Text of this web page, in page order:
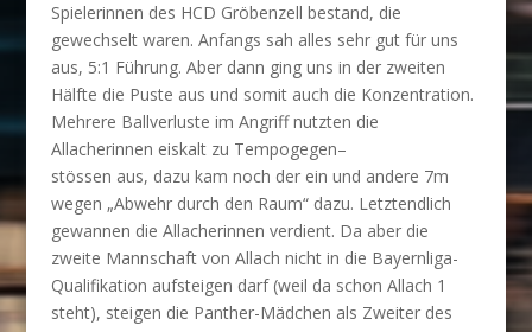
Spielerinnen des HCD Gröbenzell bestand, die
gewechselt waren. Anfangs sah alles sehr gut für uns
aus, 5:1 Führung. Aber dann ging uns in der zweiten
Hälfte die Puste aus und somit auch die Konzentration.
Mehrere Ballverluste im Angriff nutzten die
Allacherinnen eiskalt zu Tempogegen–
stössen aus, dazu kam noch der ein und andere 7m
wegen „Abwehr durch den Raum“ dazu. Letztendlich
gewannen die Allacherinnen verdient. Da aber die
zweite Mannschaft von Allach nicht in die Bayernliga-
Qualifikation aufsteigen darf (weil da schon Allach 1
steht), steigen die Panther-Mädchen als Zweiter des